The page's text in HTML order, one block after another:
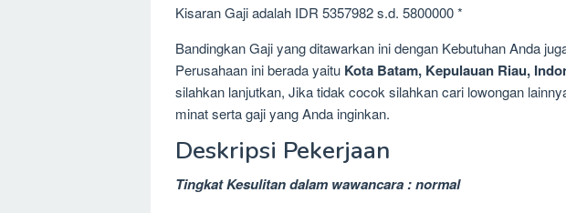
Kisaran Gaji adalah IDR 5357982 s.d. 5800000 *
Bandingkan Gaji yang ditawarkan ini dengan Kebutuhan Anda
Perusahaan ini berada yaitu Kota Batam, Kepulauan Riau,
silahkan lanjutkan, Jika tidak cocok silahkan cari lowongan
minat serta gaji yang Anda inginkan.
Deskripsi Pekerjaan
Tingkat Kesulitan dalam wawancara : normal